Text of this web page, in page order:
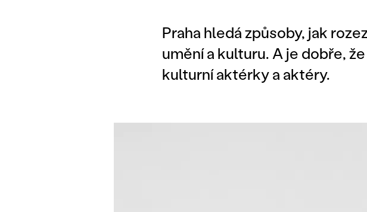
Praha hledá způsoby, jak
umění a kulturu. A je dobře,
kulturní aktérky a aktéry.